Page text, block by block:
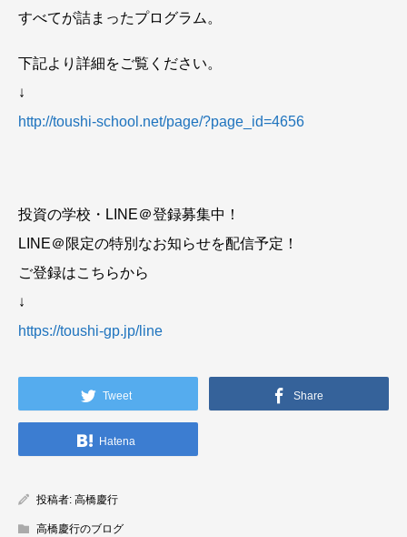
すべてが詰まったプログラム。
下記より詳細をご覧ください。
↓
http://toushi-school.net/page/?page_id=4656
投資の学校・LINE＠登録募集中！
LINE＠限定の特別なお知らせを配信予定！
ご登録はこちらから
↓
https://toushi-gp.jp/line
Tweet Share
Hatena
投稿者: 高橋慶行
高橋慶行のブログ